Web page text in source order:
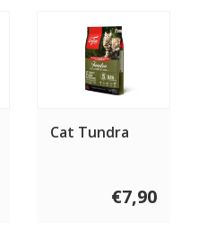
Cat Tundra
€7,90